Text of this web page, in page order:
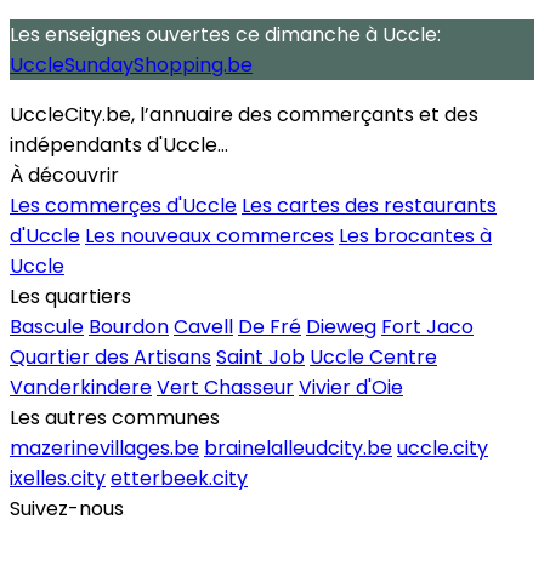
Les enseignes ouvertes ce dimanche à Uccle:
UccleSundayShopping.be
UccleCity.be, l’annuaire des commerçants et des
indépendants d'Uccle...
À découvrir
Les commerçes d'Uccle Les cartes des restaurants
d'Uccle Les nouveaux commerces Les brocantes à
Uccle
Les quartiers
Bascule BourdonCavell De Fré Dieweg Fort Jaco
Quartier des ArtisansSaint Job Uccle Centre
VanderkindereVert ChasseurVivier d'Oie
Les autres communes
mazerinevillages.be brainelalleudcity.beuccle.city
ixelles.cityetterbeek.city
Suivez-nous